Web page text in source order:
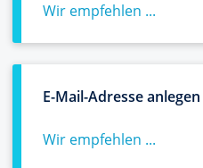
Wir empfehlen ...
E-Mail-Adresse anlegen
Wir empfehlen ...